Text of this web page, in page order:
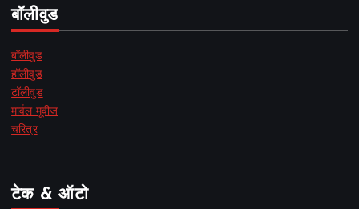
बॉलीवुड
बॉलीवुड
हॉलीवुड
टॉलीवुड
मार्वल मूवीज
चरित्र
टेक & ऑटो